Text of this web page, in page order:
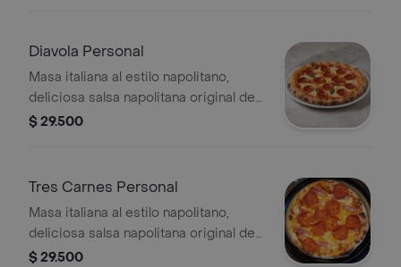
Diavola Personal
Masa italiana al estilo napolitano,
deliciosa salsa napolitana original de
la casa, queso mozzarella y peperoni
$ 29.500
Tres Carnes Personal
Masa italiana al estilo napolitano,
deliciosa salsa napolitana original de
la casa, queso mozzarella, tocineta,
$ 29.500